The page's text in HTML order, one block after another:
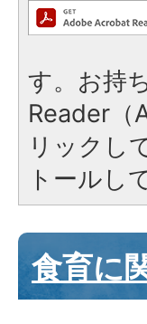
す。お持
Reader（
リックし
トールし
食育に